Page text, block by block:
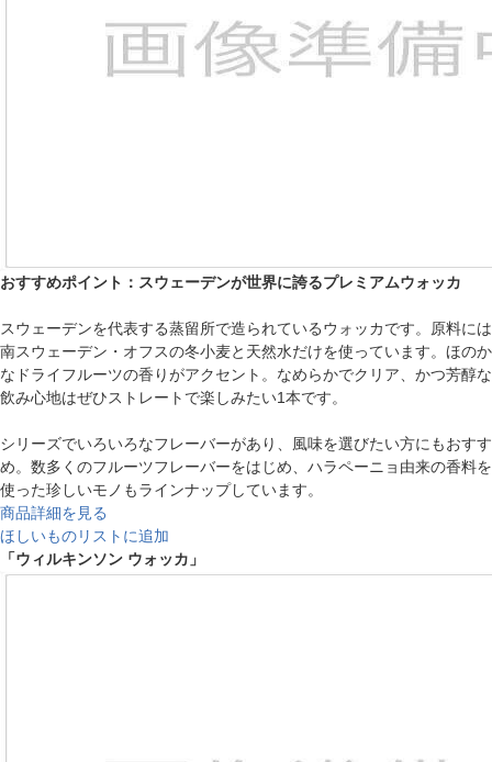
おすすめポイント：スウェーデンが世界に誇るプレミアムウォッカ
スウェーデンを代表する蒸留所で造られているウォッカです。原料には
南スウェーデン・オフスの冬小麦と天然水だけを使っています。ほのか
なドライフルーツの香りがアクセント。なめらかでクリア、かつ芳醇な
飲み心地はぜひストレートで楽しみたい1本です。
シリーズでいろいろなフレーバーがあり、風味を選びたい方にもおすす
め。数多くのフルーツフレーバーをはじめ、ハラペーニョ由来の香料を
使った珍しいモノもラインナップしています。
商品詳細を見る
ほしいものリストに追加
「ウィルキンソン ウォッカ」